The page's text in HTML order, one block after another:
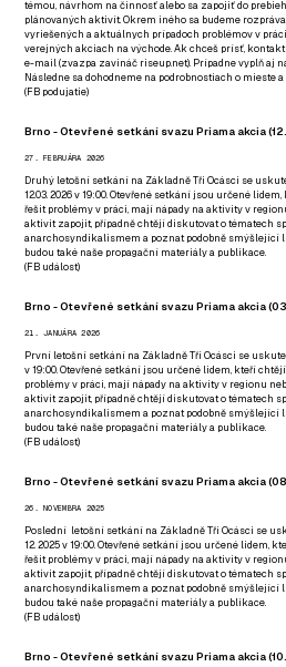
témou, návrhom na činnosť alebo sa zapojiť do
plánovaných aktivít. Okrem iného sa budeme
vyriešených a aktuálnych prípadoch problémov v
verejných akciach na východe. Ak chceš prísť,
e-mail (zvazpa zavináč riseup.net). Prípadnevyplň aj
Následne sa dohodneme na podrobnostiach o mieste
(FB podujatie)
Brno - Otevřené setkání svazu Priama akcia
27. FEBRUÁRA 2026
Druhý letošní setkání na Základně Tři Ocásci se
12.03. 2026 v 19:00. Otevřené setkání jsou určené
řešit problémy v práci, mají nápady na aktivity v
aktivit zapojit, případně chtějí diskutovat o tématech
anarchosyndikalismem a poznat podobně smýšlející
budou také naše propagační materiály a publikace.
(FB událost)
Brno - Otevřené setkání svazu Priama akcia
21. JANUÁRA 2026
První letošní setkání na Základně Tři Ocásci se
v 19:00. Otevřené setkání jsou určené lidem, kteří
problémy v práci, mají nápady na aktivity v regionu
aktivit zapojit, případně chtějí diskutovat o tématech
anarchosyndikalismem a poznat podobně smýšlející
budou také naše propagační materiály a publikace.
(FB událost)
Brno - Otevřené setkání svazu Priama akcia
26. NOVEMBRA 2025
Poslední letošní setkání na Základně Tři Ocásci se
12. 2025 v 19:00. Otevřené setkání jsou určené lidem,
řešit problémy v práci, mají nápady na aktivity v
aktivit zapojit, případně chtějí diskutovat o tématech
anarchosyndikalismem a poznat podobně smýšlející
budou také naše propagační materiály a publikace.
(FB událost)
Brno - Otevřené setkání svazu Priama akcia